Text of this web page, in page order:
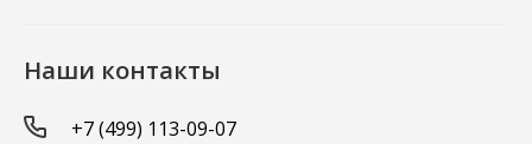
Наши контакты
+7 (499) 113-09-07